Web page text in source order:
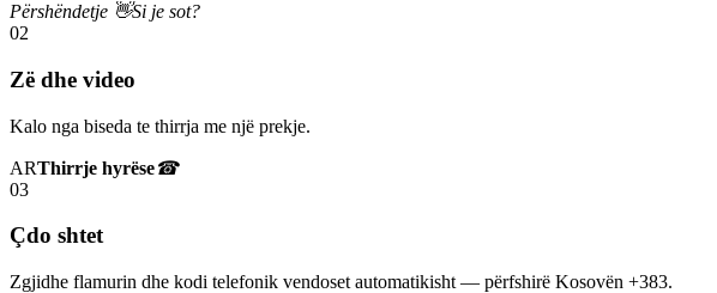
Përshëndetje 👋Si je sot?
02
Zë dhe video
Kalo nga biseda te thirrja me një prekje.
ARThirrje hyrëse☎
03
Çdo shtet
Zgjidhe flamurin dhe kodi telefonik vendoset automatikisht — përfshirë Kosovën +383.